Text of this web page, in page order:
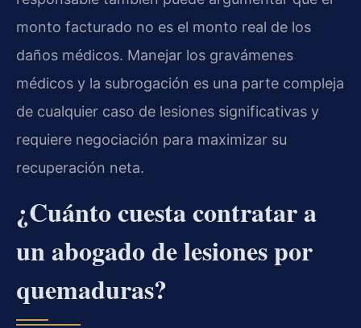
monto facturado no es el monto real de los
daños médicos. Manejar los gravámenes
médicos y la subrogación es una parte compleja
de cualquier caso de lesiones significativas y
requiere negociación para maximizar su
recuperación neta.
¿Cuánto cuesta contratar a
un abogado de lesiones por
quemaduras?